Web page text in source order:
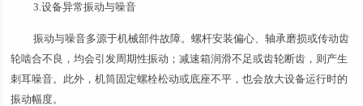
3.设备异常振动与噪音
振动与噪音多源于机械部件故障。螺杆安装偏心、轴承磨损或传动齿
轮啮合不良，均会引发周期性振动；减速箱润滑不足或齿轮断齿，则产生
刺耳噪音。此外，机筒固定螺栓松动或底座不平，也会放大设备运行时的
振动幅度。